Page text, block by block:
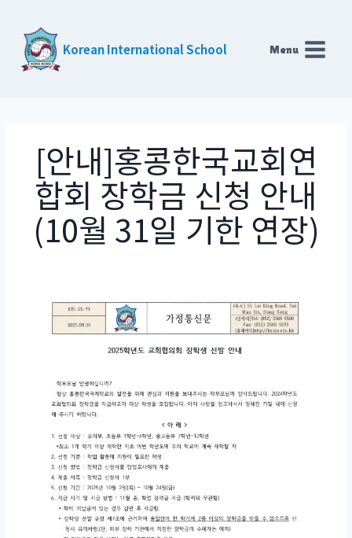
content
Korean International School Menu
[안내]홍콩한국교회연
합회 장학금 신청 안내
(10월 31일 기한 연장)